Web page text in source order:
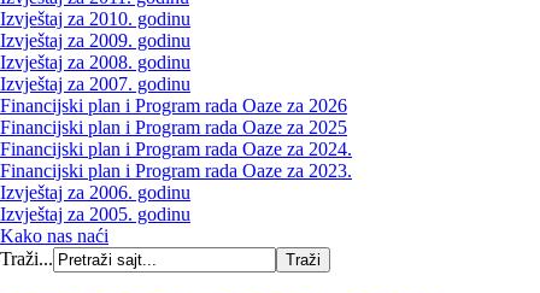
Izvještaj za 2010. godinu
Izvještaj za 2009. godinu
Izvještaj za 2008. godinu
Izvještaj za 2007. godinu
Financijski plan i Program rada Oaze za 2026
Financijski plan i Program rada Oaze za 2025
Financijski plan i Program rada Oaze za 2024.
Financijski plan i Program rada Oaze za 2023.
Izvještaj za 2006. godinu
Izvještaj za 2005. godinu
Kako nas naći
Traži...